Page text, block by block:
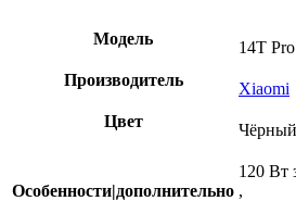
Модель
14T Pro
Производитель
Xiaomi
Цвет
Чёрный
Особенности|дополнительно
120 Вт
,